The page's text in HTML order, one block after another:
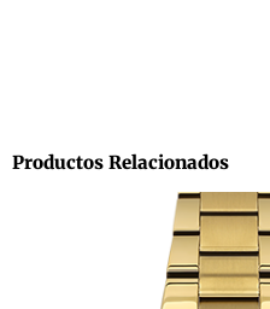
Productos Relacionados